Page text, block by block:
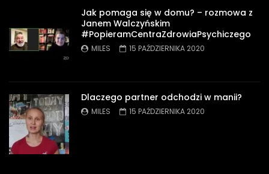
Jak pomaga się w domu? – rozmowa z
Janem Walczyńskim
#PopieramCentraZdrowiaPsychiczego
MILES 15 PAŹDZIERNIKA 2020
Dlaczego partner odchodzi w manii?
MILES 15 PAŹDZIERNIKA 2020